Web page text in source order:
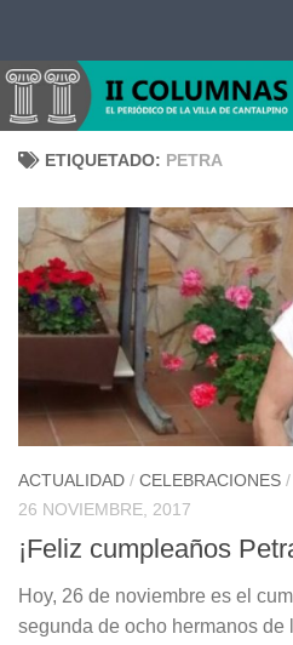
ETIQUETADO: PETRA
ACTUALIDAD / CELEBRACIONES /
26 NOVIEMBRE, 2017
¡Feliz cumpleaños
Hoy, 26 de noviembre es el
segunda de ocho hermanos